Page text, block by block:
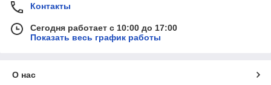
Контакты
Сегодня работает с 10:00 до 17:00
Показать весь график работы
О нас